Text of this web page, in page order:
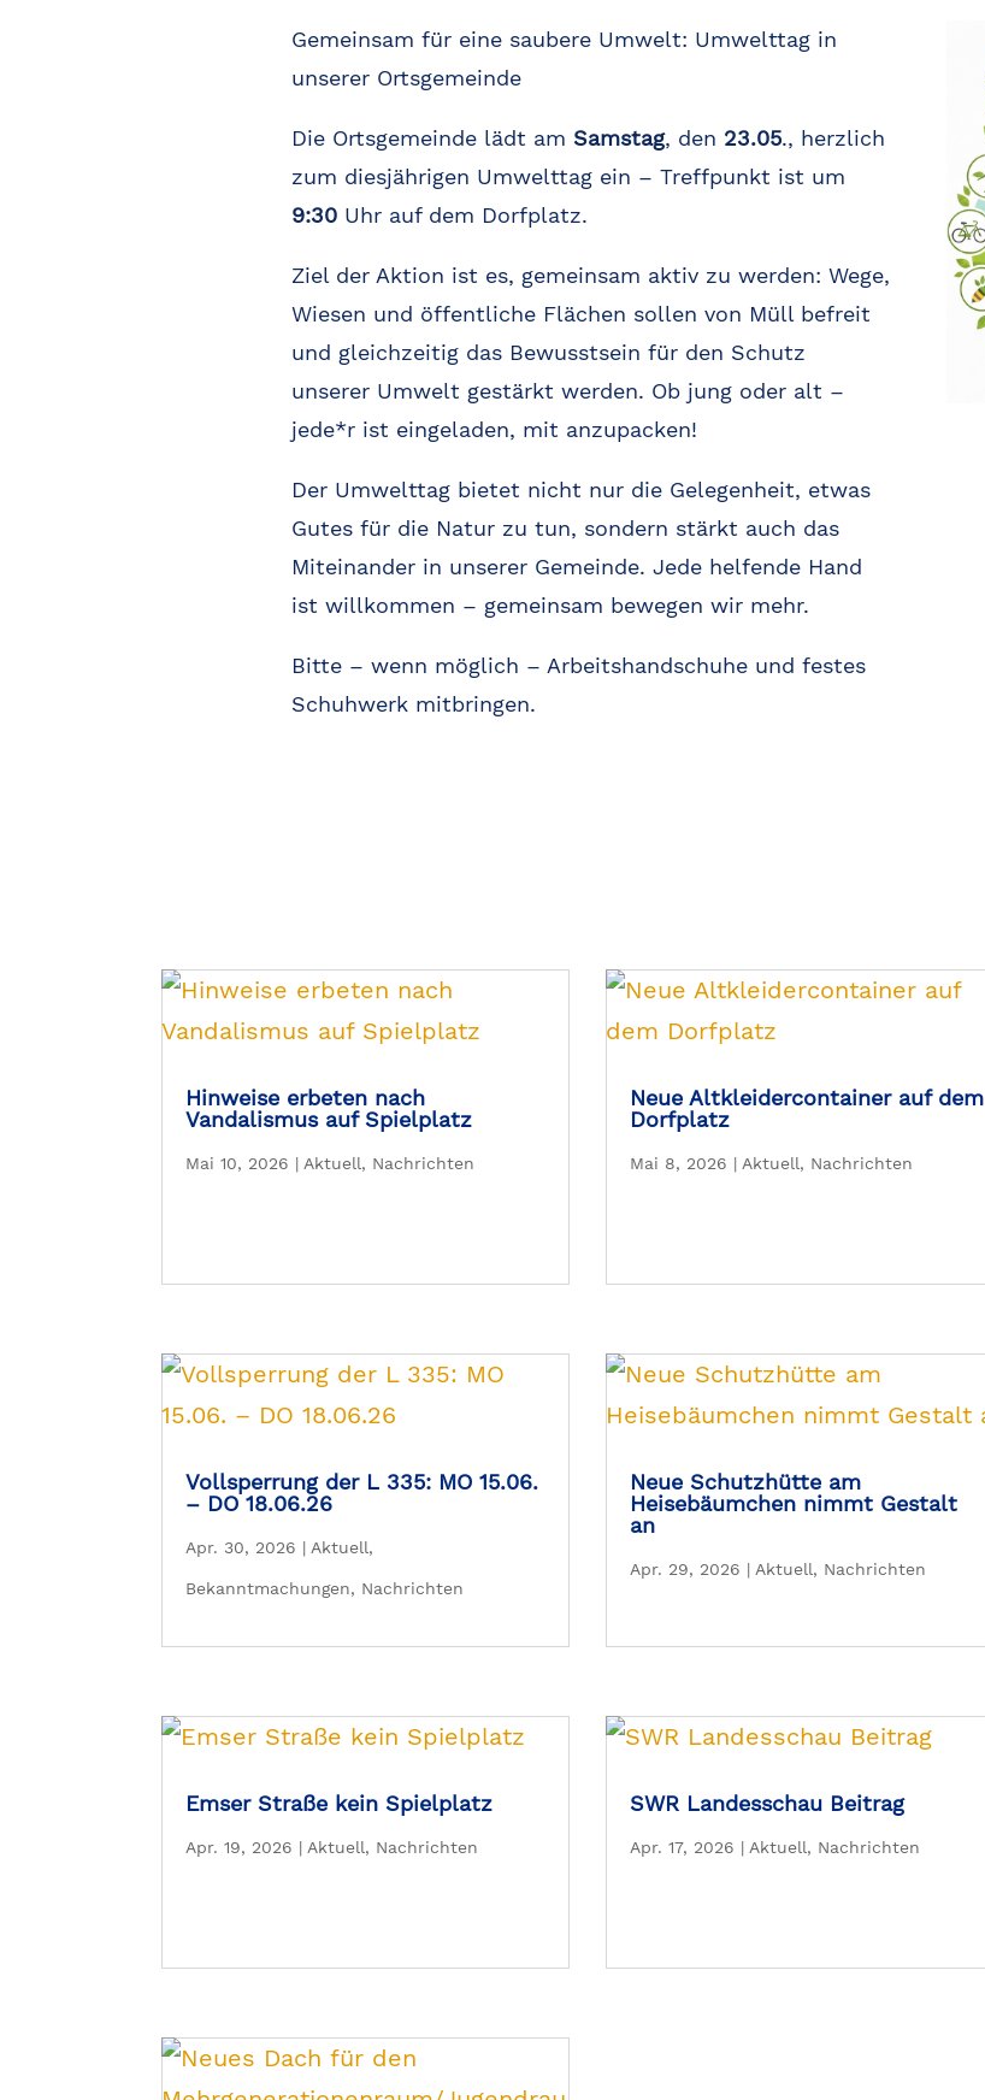
Gemeinsam für eine saubere Umwelt: Umwelttag in
unserer Ortsgemeinde
Die Ortsgemeinde lädt am Samstag, den 23.05., herzlich
zum diesjährigen Umwelttag ein – Treffpunkt ist um
9:30Uhr auf dem Dorfplatz.
Ziel der Aktion ist es, gemeinsam aktiv zu werden: Wege,
Wiesen und öffentliche Flächen sollen von Müll befreit
und gleichzeitig das Bewusstsein für den Schutz
unserer Umwelt gestärkt werden. Ob jung oder alt –
jede*r ist eingeladen, mit anzupacken!
Der Umwelttag bietet nicht nur die Gelegenheit, etwas
Gutes für die Natur zu tun, sondern stärkt auch das
Miteinander in unserer Gemeinde. Jede helfende Hand
ist willkommen – gemeinsam bewegen wir mehr.
Bitte – wenn möglich – Arbeitshandschuhe und festes
Schuhwerk mitbringen.
Hinweise erbeten nach
Vandalismus auf Spielplatz
Mai 10, 2026 | Aktuell, Nachrichten
Neue Altkleidercontainer auf dem
Dorfplatz
Mai 8, 2026 | Aktuell, Nachrichten
Vollsperrung der L 335: MO 15.06.
– DO 18.06.26
Apr. 30, 2026 | Aktuell,
Bekanntmachungen, Nachrichten
Neue Schutzhütte am
Heisebäumchen nimmt Gestalt
an
Apr. 29, 2026 | Aktuell, Nachrichten
Emser Straße kein Spielplatz
Apr. 19, 2026 | Aktuell, Nachrichten
SWR Landesschau Beitrag
Apr. 17, 2026 | Aktuell, Nachrichten